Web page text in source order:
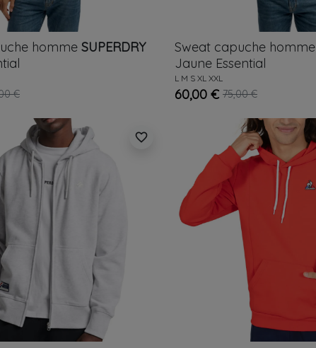
homme SUPERDRY
€
Sweat capuche homme
Jaune Essential
L M S XL XXL
60,00 € 75,00 €
favorite_border